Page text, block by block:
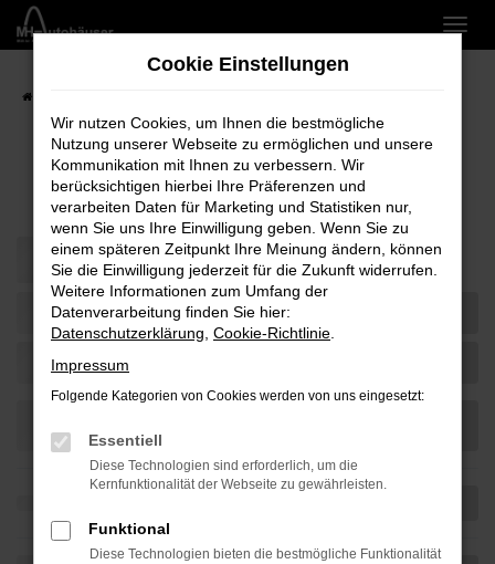
Zum
Hauptinhalt
Fahrzeug-Showroom
Cookie Einstellungen
Wir nutzen Cookies, um Ihnen die bestmögliche
Nutzung unserer Webseite zu ermöglichen und unsere
Kommunikation mit Ihnen zu verbessern. Wir
berücksichtigen hierbei Ihre Präferenzen und
verarbeiten Daten für Marketing und Statistiken nur,
wenn Sie uns Ihre Einwilligung geben. Wenn Sie zu
einem späteren Zeitpunkt Ihre Meinung ändern, können
Sie die Einwilligung jederzeit für die Zukunft widerrufen.
Weitere Informationen zum Umfang der
Datenverarbeitung finden Sie hier:
Datenschutzerklärung Cookie-Richtlinie
Impressum
Folgende Kategorien von Cookies werden von uns eingesetzt:
Essentiell
Diese Technologien sind erforderlich, um die
Kernfunktionalität der Webseite zu gewährleisten.
Funktional
Diese Technologien bieten die bestmögliche Funktionalität